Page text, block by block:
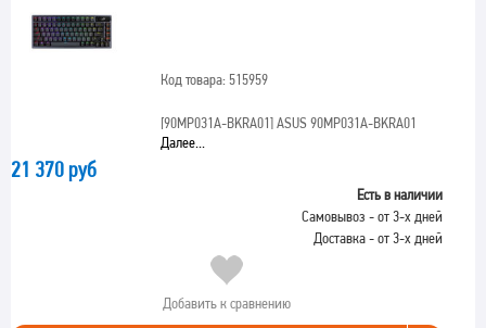
Код товара: 515959
[90MP031A-BKRA01]ASUS 90MP031A-BKRA01
Далее...
21 370 руб
Есть в наличии
Самовывоз - от 3-х дней
Доставка - от 3-х дней
Добавить к сравнению